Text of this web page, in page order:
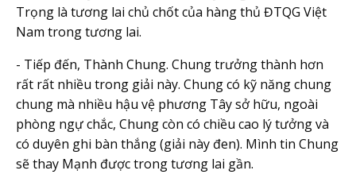
Trọng là tương lai chủ chốt của hàng thủ ĐTQG Việt
Nam trong tương lai.
- Tiếp đến, Thành Chung. Chung trưởng thành hơn
rất rất nhiều trong giải này. Chung có kỹ năng chung
chung mà nhiều hậu vệ phương Tây sở hữu, ngoài
phòng ngự chắc, Chung còn có chiều cao lý tưởng và
có duyên ghi bàn thắng (giải này đen). Mình tin Chung
sẽ thay Mạnh được trong tương lai gần.